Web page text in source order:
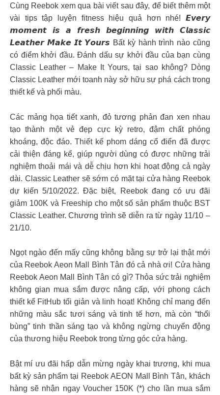
Cùng Reebok xem qua bài viết sau đây, để biết thêm một
vài tips tập luyện fitness hiệu quả hơn nhé! 𝙀𝙫𝙚𝙧𝙮
𝙢𝙤𝙢𝙚𝙣𝙩 𝙞𝙨 𝙖 𝙛𝙧𝙚𝙨𝙝 𝙗𝙚𝙜𝙞𝙣𝙣𝙞𝙣𝙜 𝙬𝙞𝙩𝙝 𝘾𝙡𝙖𝙨𝙨𝙞𝙘
𝙇𝙚𝙖𝙩𝙝𝙚𝙧 𝙈𝙖𝙠𝙚 𝙄𝙩 𝙔𝙤𝙪𝙧𝙨 Bất kỳ hành trình nào cũng
có điểm khởi đầu. Đánh dấu sự khởi đầu của bạn cùng
Classic Leather – Make It Yours, tại sao không? Dòng
Classic Leather mới toanh này sở hữu sự phá cách trong
thiết kế và phối màu.
Các mảng họa tiết xanh, đỏ tương phản đan xen nhau
tạo thành một vẻ đẹp cực kỳ retro, đậm chất phóng
khoáng, độc đáo. Thiết kế phom dáng cổ điển đã được
cải thiện đáng kể, giúp người dùng có được những trải
nghiệm thoải mái và dễ chịu hơn khi hoạt động cả ngày
dài. Classic Leather sẽ sớm có mặt tại cửa hàng Reebok
dự kiến 5/10/2022. Đặc biệt, Reebok đang có ưu đãi
giảm 100K và Freeship cho một số sản phẩm thuộc BST
Classic Leather. Chương trình sẽ diễn ra từ ngày 11/10 –
21/10.
Ngọt ngào đến mấy cũng không bằng sự trở lại thật mới
của Reebok Aeon Mall Bình Tân đó cả nhà ơi! Cửa hàng
Reebok Aeon Mall Bình Tân có gì? Thỏa sức trải nghiệm
không gian mua sắm được nâng cấp, với phong cách
thiết kế FitHub tối giản và linh hoạt! Không chỉ mang đến
những màu sắc tươi sáng và tinh tế hơn, mà còn “thổi
bùng” tinh thần sáng tạo và không ngừng chuyển động
của thương hiệu Reebok trong từng góc cửa hàng.
Bật mí ưu đãi hấp dẫn mừng ngày khai trương, khi mua
bất kỳ sản phẩm tại Reebok AEON Mall Bình Tân, khách
hàng sẽ nhận ngay Voucher 150K (*) cho lần mua sắm